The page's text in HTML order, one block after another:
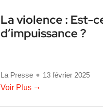
La violence : Est-
d’impuissance ?
La Presse
13 février 2025
Voir Plus